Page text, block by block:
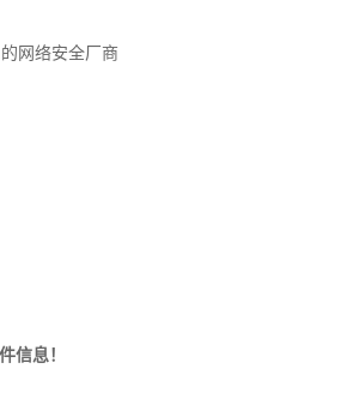
网络安全厂商
信息！